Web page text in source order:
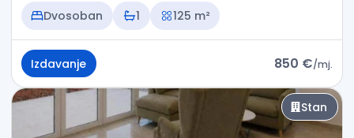
Dvosoban
1 125 m²
Izdavanje 850 €/mj.
Stan